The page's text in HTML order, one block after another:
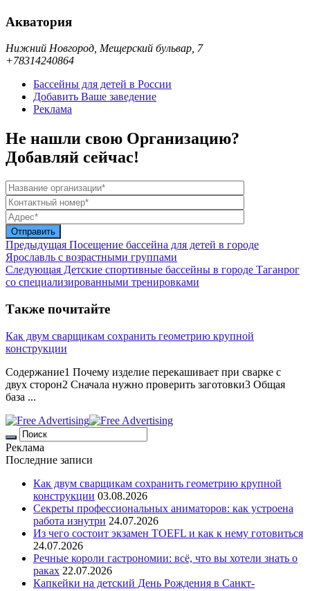
Акватория
Нижний Новгород, Мещерский бульвар, 7
+78314240864
Бассейны для детей в России
Добавить Ваше заведение
Реклама
Не нашли свою Организацию?
Добавляй сейчас!
Предыдущая Посещение бассейна для детей в городе
Ярославль с возрастными группами
Следующая Детские спортивные бассейны в городе Таганрог
со специализированными тренировками
Также почитайте
Как двум сварщикам сохранить геометрию крупной
конструкции
Содержание1 Почему изделие перекашивает при сварке с
двух сторон2 Сначала нужно проверить заготовки3 Общая
база ...
Реклама
Последние записи
Как двум сварщикам сохранить геометрию крупной
конструкции 03.08.2026
Секреты профессиональных аниматоров: как устроена
работа изнутри 24.07.2026
Из чего состоит экзамен TOEFL и как к нему готовиться
24.07.2026
Речные короли гастрономии: всё, что вы хотели знать о
раках 22.07.2026
Капкейки на детский День Рождения в Санкт-